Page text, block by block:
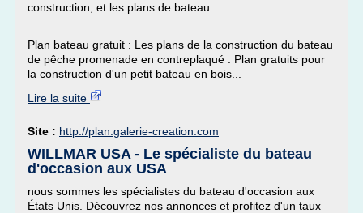
construction, et les plans de bateau : ...
Plan bateau gratuit : Les plans de la construction du bateau
de pêche promenade en contreplaqué : Plan gratuits pour
la construction d'un petit bateau en bois...
Lire la suite
Site : http://plan.galerie-creation.com
WILLMAR USA - Le spécialiste du bateau
d'occasion aux USA
nous sommes les spécialistes du bateau d'occasion aux
États Unis. Découvrez nos annonces et profitez d'un taux